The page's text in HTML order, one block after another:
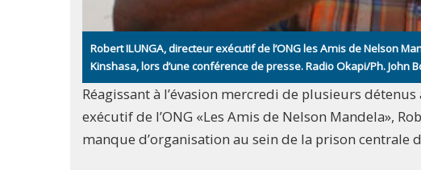
Robert ILUNGA, directeur exécutif de l’ONG les Amis de Nelson
Kinshasa, lors d’une conférence de presse. Radio Okapi/Ph. John
Réagissant à l’évasion mercredi de plusieurs
exécutif de l’ONG «Les Amis de Nelson Mandela»,
manque d’organisation au sein de la prison centrale